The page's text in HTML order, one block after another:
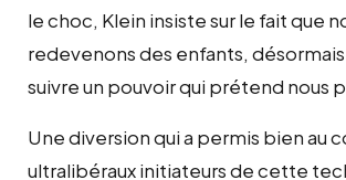
le choc, Klein insiste sur le fait que
redevenons des enfants,
suivre un pouvoir qui prétend nous
Une diversion qui a permis bien au
ultralibérauxinitiateurs de cette